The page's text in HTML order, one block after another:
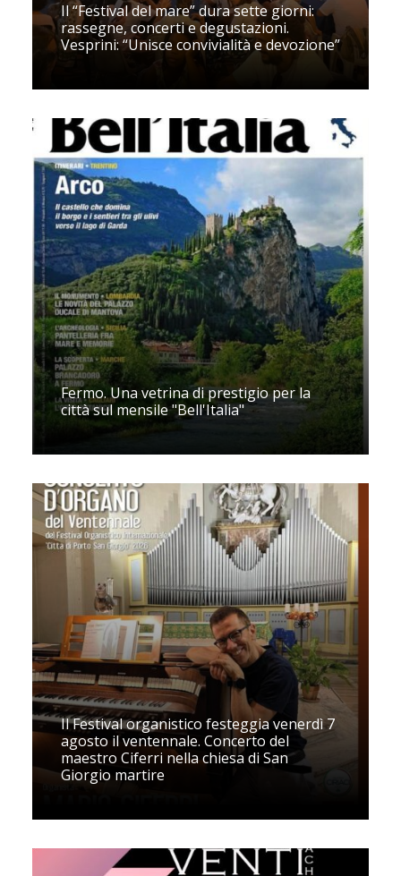
Il “Festival del mare” dura sette giorni:
rassegne, concerti e degustazioni.
Vesprini: “Unisce convivialità e devozione”
Fermo. Una vetrina di prestigio per la
città sul mensile "Bell'Italia"
Il Festival organistico festeggia venerdì 7
agosto il ventennale. Concerto del
maestro Ciferri nella chiesa di San
Giorgio martire